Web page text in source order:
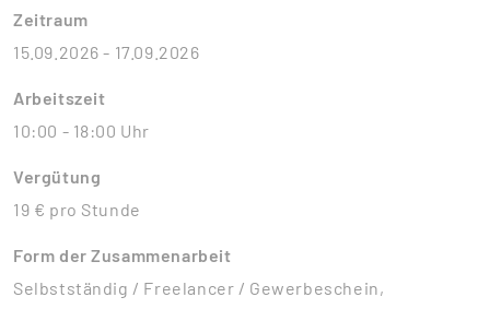
Zeitraum
15.09.2026 - 17.09.2026
Arbeitszeit
10:00 - 18:00 Uhr
Vergütung
19 € pro Stunde
Form der Zusammenarbeit
Selbstständig / Freelancer / Gewerbeschein,